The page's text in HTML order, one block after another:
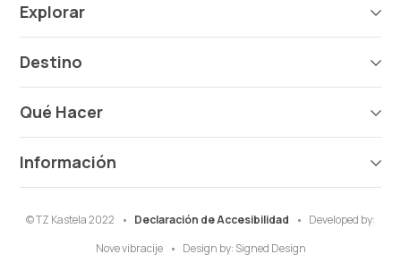
Explorar
Destino
Qué Hacer
Información
© TZ Kastela 2022 Declaración de Accesibilidad
Developed by:
Nove vibracije
Design by: Signed Design